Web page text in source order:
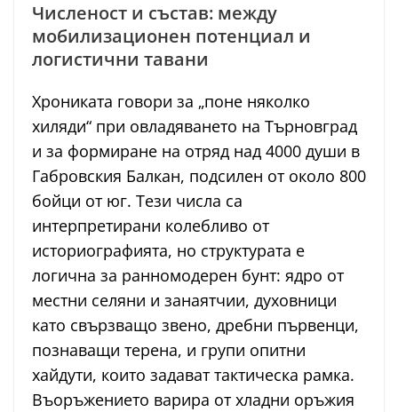
Численост и състав: между
мобилизационен потенциал и
логистични тавани
Хрониката говори за „поне няколко
хиляди“ при овладяването на Търновград
и за формиране на отряд над 4000 души в
Габровския Балкан, подсилен от около 800
бойци от юг. Тези числа са
интерпретирани колебливо от
историографията, но структурата е
логична за ранномодерен бунт: ядро от
местни селяни и занаятчии, духовници
като свързващо звено, дребни първенци,
познаващи терена, и групи опитни
хайдути, които задават тактическа рамка.
Въоръжението варира от хладни оръжия